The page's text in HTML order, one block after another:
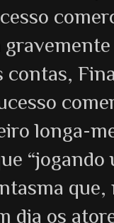
longa-
“jogando
dia os